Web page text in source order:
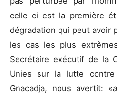
celle-ci est la première
dégradation qui peut avoir
les cas les plus
Secrétaire exécutif de la
Unies sur la lutte
Gnacadja, nous avertit: «